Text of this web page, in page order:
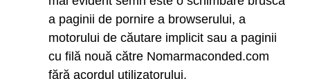
a paginii de pornire a browserului, a
motorului de căutare implicit sau a paginii
cu filă nouă către Nomarmaconded.com
fără acordul utilizatorului.